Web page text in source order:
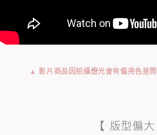
▲ 影片商品因拍攝燈光會有偏亮色差